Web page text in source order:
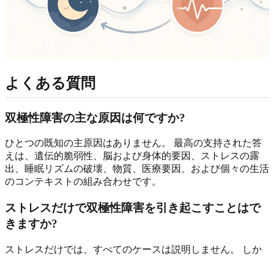
よくある質問
双極性障害の主な原因は何ですか?
ひとつの既知の主原因はありません。 最高の支持された答
えは、遺伝的脆弱性、脳および身体的要因、ストレスの露
出、睡眠リズムの破壊、物質、医療要因、および個々の生活
のコンテキストの組み合わせです。
ストレスだけで双極性障害を引き起こすことはで
きますか?
ストレスだけでは、すべてのケースは説明しません。 しか